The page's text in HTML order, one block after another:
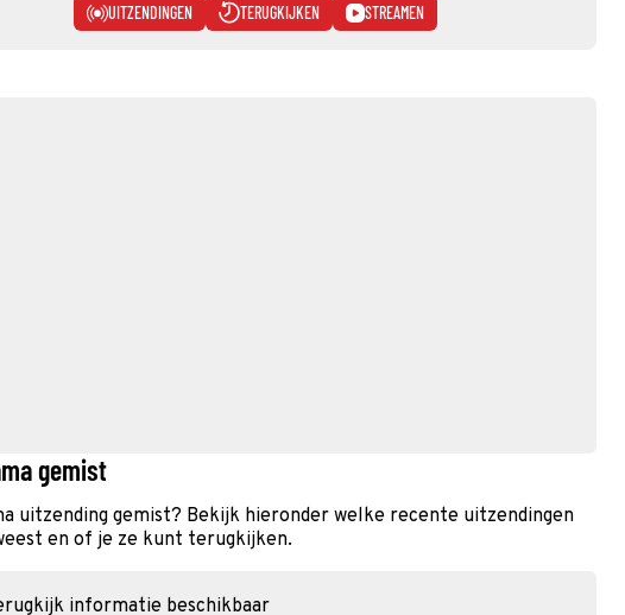
UITZENDINGEN TERUGKIJKEN STREAMEN
gemist
uitzending gemist? Bekijk hieronder welke recente uitzendingen
en of je ze kunt terugkijken.
informatie beschikbaar